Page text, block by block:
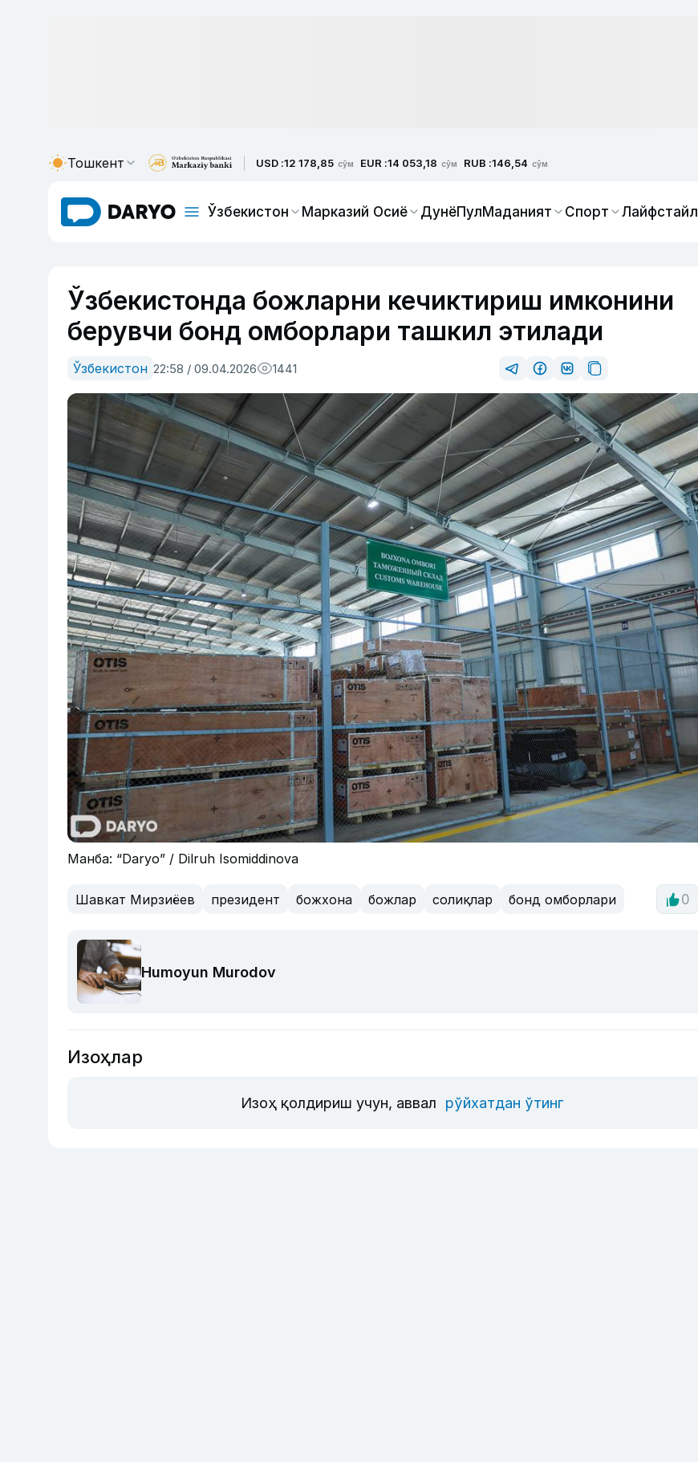
Тошкент USD :12 178,85 сўм EUR :14 053,18 сўм RUB :146,54 сўм
Ўзбекистон Марказий Осиё ДунёПулМаданият Спорт Лайфстайл
Ўзбекистонда божларни кечиктириш имконини
берувчи бонд омборлари ташкил этилади
Ўзбекистон 22:58 / 09.04.2026 1441
Манба: “Daryo” / Dilruh Isomiddinova
Шавкат Мирзиёев президент божхона божлар солиқлар бонд омборлари 0
Humoyun Murodov
Изоҳлар
Изоҳ қолдириш учун, аввал рўйхатдан ўтинг